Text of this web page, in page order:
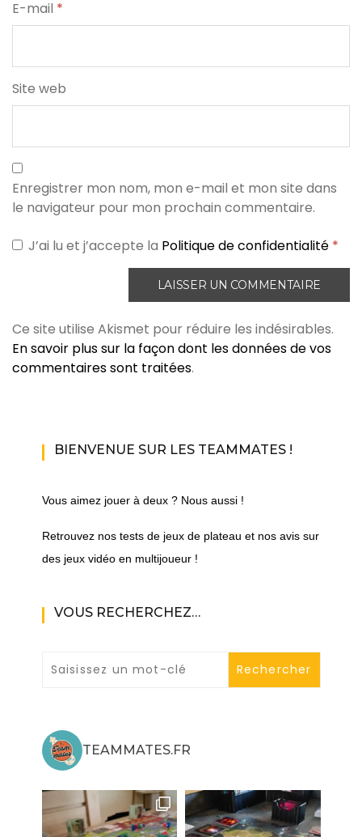
E-mail *
Site web
Enregistrer mon nom, mon e-mail et mon site dans
le navigateur pour mon prochain commentaire.
J’ai lu et j’accepte la Politique de confidentialité *
Ce site utilise Akismet pour réduire les indésirables.
En savoir plus sur la façon dont les données de vos
commentaires sont traitées.
BIENVENUE SUR LES TEAMMATES !
Vous aimez jouer à deux ? Nous aussi !
Retrouvez nos tests de jeux de plateau et nos avis sur
des jeux vidéo en multijoueur !
VOUS RECHERCHEZ…
TEAMMATES.FR